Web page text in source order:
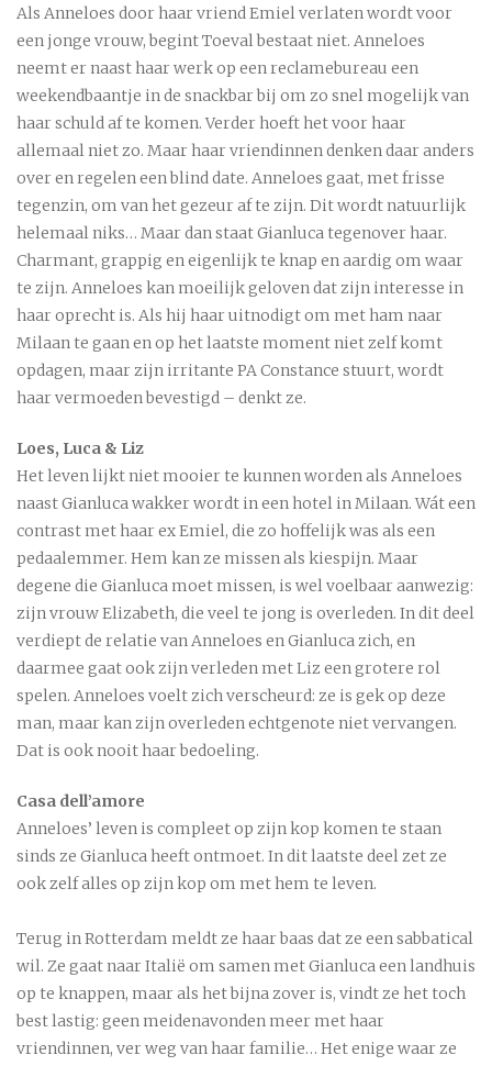
Als Anneloes door haar vriend Emiel verlaten wordt voor
een jonge vrouw, begint Toeval bestaat niet. Anneloes
neemt er naast haar werk op een reclamebureau een
weekendbaantje in de snackbar bij om zo snel mogelijk van
haar schuld af te komen. Verder hoeft het voor haar
allemaal niet zo. Maar haar vriendinnen denken daar anders
over en regelen een blind date. Anneloes gaat, met frisse
tegenzin, om van het gezeur af te zijn. Dit wordt natuurlijk
helemaal niks… Maar dan staat Gianluca tegenover haar.
Charmant, grappig en eigenlijk te knap en aardig om waar
te zijn. Anneloes kan moeilijk geloven dat zijn interesse in
haar oprecht is. Als hij haar uitnodigt om met ham naar
Milaan te gaan en op het laatste moment niet zelf komt
opdagen, maar zijn irritante PA Constance stuurt, wordt
haar vermoeden bevestigd – denkt ze.
Loes, Luca & Liz
Het leven lijkt niet mooier te kunnen worden als Anneloes
naast Gianluca wakker wordt in een hotel in Milaan. Wát een
contrast met haar ex Emiel, die zo hoffelijk was als een
pedaalemmer. Hem kan ze missen als kiespijn. Maar
degene die Gianluca moet missen, is wel voelbaar aanwezig:
zijn vrouw Elizabeth, die veel te jong is overleden. In dit deel
verdiept de relatie van Anneloes en Gianluca zich, en
daarmee gaat ook zijn verleden met Liz een grotere rol
spelen. Anneloes voelt zich verscheurd: ze is gek op deze
man, maar kan zijn overleden echtgenote niet vervangen.
Dat is ook nooit haar bedoeling.
Casa dell’amore
Anneloes’ leven is compleet op zijn kop komen te staan
sinds ze Gianluca heeft ontmoet. In dit laatste deel zet ze
ook zelf alles op zijn kop om met hem te leven.
Terug in Rotterdam meldt ze haar baas dat ze een sabbatical
wil. Ze gaat naar Italië om samen met Gianluca een landhuis
op te knappen, maar als het bijna zover is, vindt ze het toch
best lastig: geen meidenavonden meer met haar
vriendinnen, ver weg van haar familie… Het enige waar ze